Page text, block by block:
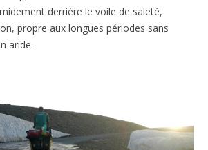
derrière le voile de saleté,
propre aux longues périodes sans
aride.